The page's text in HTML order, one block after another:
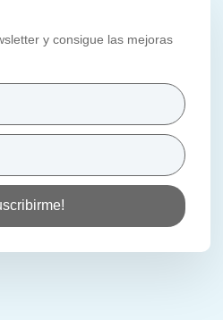
y consigue las mejoras